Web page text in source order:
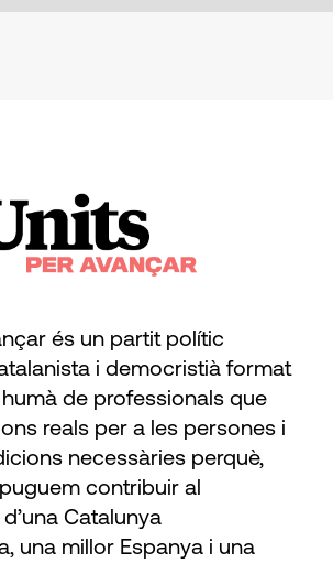
és un partit polític
i democristià format
de professionals que
reals per a les persones i
necessàries perquè,
contribuir al
Catalunya
una millor Espanya i una